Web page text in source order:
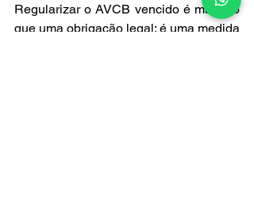
Regularizar o AVCB vencido é mais do
que uma obrigação legal: é uma medida